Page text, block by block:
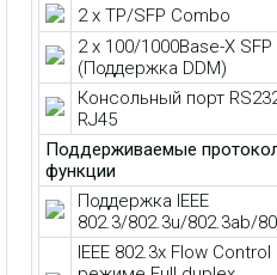
2 x TP/SFP Combo
2 x 100/1000Base-X SFP
(Поддержка DDM)
Консольный порт
RJ45
Поддерживаемые
функции
Поддержка IEEE
802.3/802.3u/802.3ab/
IEEE 802.3x Flow Control